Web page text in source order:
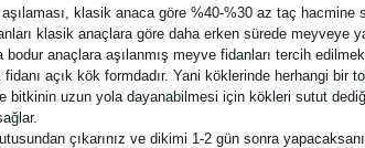
klasik anaca göre %40-%30 az taç
klasik anaçlara göre daha erken sürede
anaçlara aşılanmış meyve fidanları tercih
açık kök formdadır. Yani köklerinde herhangi
uzun yola dayanabilmesi için kökleri sutut
çıkarınız ve dikimi 1-2 gün sonra